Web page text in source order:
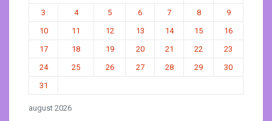
august 2026
3
4 5 6 7 8
9
10
11 12 13 14 15
16
17
18 19 20 21 22
23
24
25 26 27 28 29
30
31